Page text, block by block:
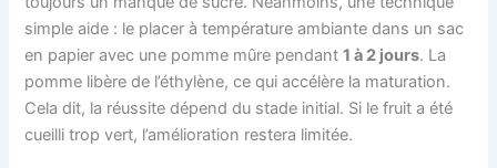
simple aide : le placer à température ambiante dans un sac
en papier avec une pomme mûre pendant1 à 2 jours. La
pomme libère de l’éthylène, ce qui accélère la maturation.
Cela dit, la réussite dépend du stade initial. Si le fruit a été
cueilli trop vert, l’amélioration restera limitée.